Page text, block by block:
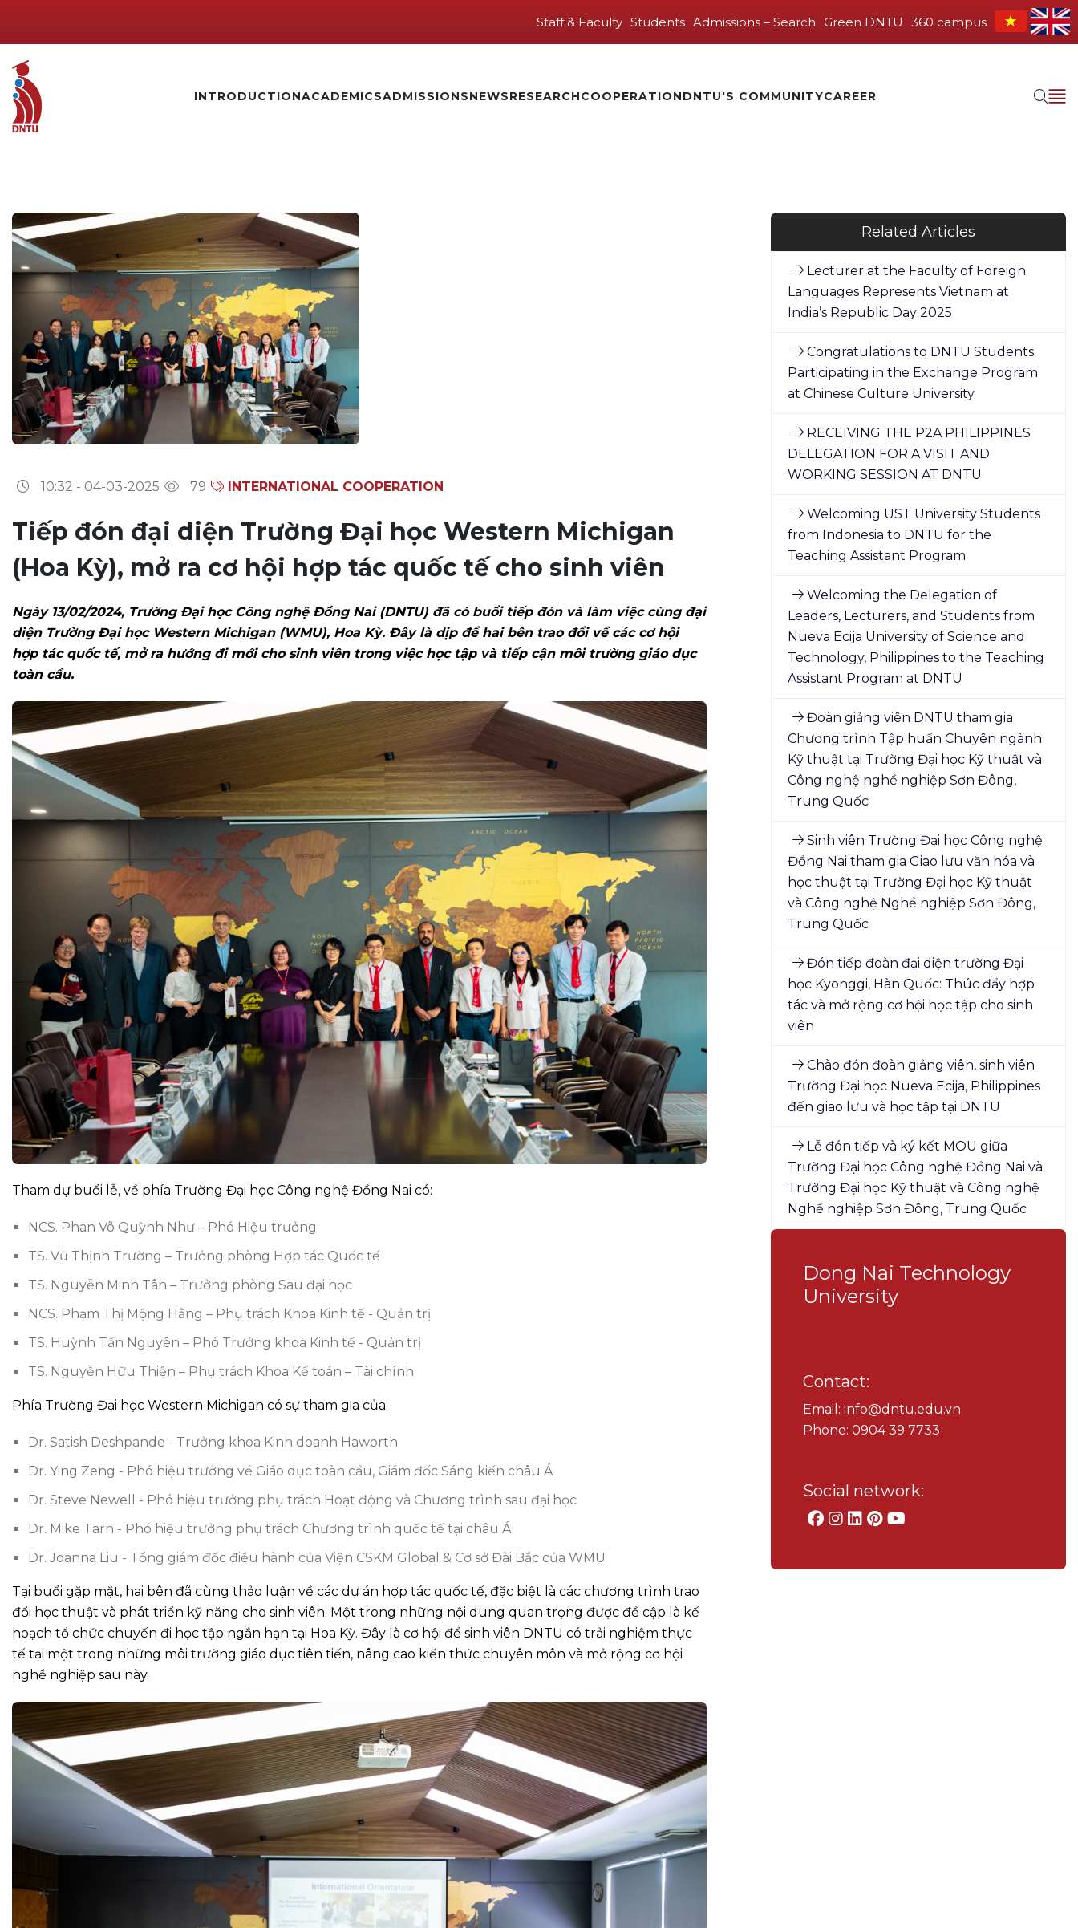
Staff & Faculty Students Admissions – Search Green DNTU 360 campus
INTRODUCTIONACADEMICSADMISSIONSNEWSRESEARCHCOOPERATIONDNTU'S COMMUNITYCAREER
10:32 - 04-03-2025 79 INTERNATIONAL COOPERATION
Tiếp đón đại diện Trường Đại học Western Michigan
(Hoa Kỳ), mở ra cơ hội hợp tác quốc tế cho sinh viên
Ngày 13/02/2024, Trường Đại học Công nghệ Đồng Nai (DNTU) đã có buổi tiếp đón và làm việc cùng đại
diện Trường Đại học Western Michigan (WMU), Hoa Kỳ. Đây là dịp để hai bên trao đổi về các cơ hội
hợp tác quốc tế, mở ra hướng đi mới cho sinh viên trong việc học tập và tiếp cận môi trường giáo dục
toàn cầu.
Tham dự buổi lễ, về phía Trường Đại học Công nghệ Đồng Nai có:
NCS. Phan Võ Quỳnh Như – Phó Hiệu trưởng
TS. Vũ Thịnh Trường – Trưởng phòng Hợp tác Quốc tế
TS. Nguyễn Minh Tân – Trưởng phòng Sau đại học
NCS. Phạm Thị Mộng Hằng – Phụ trách Khoa Kinh tế - Quản trị
TS. Huỳnh Tấn Nguyên – Phó Trưởng khoa Kinh tế - Quản trị
TS. Nguyễn Hữu Thiện – Phụ trách Khoa Kế toán – Tài chính
Phía Trường Đại học Western Michigan có sự tham gia của:
Dr. Satish Deshpande - Trưởng khoa Kinh doanh Haworth
Dr. Ying Zeng - Phó hiệu trưởng về Giáo dục toàn cầu, Giám đốc Sáng kiến châu Á
Dr. Steve Newell - Phó hiệu trưởng phụ trách Hoạt động và Chương trình sau đại học
Dr. Mike Tarn - Phó hiệu trưởng phụ trách Chương trình quốc tế tại châu Á
Dr. Joanna Liu - Tổng giám đốc điều hành của Viện CSKM Global & Cơ sở Đài Bắc của WMU
Tại buổi gặp mặt, hai bên đã cùng thảo luận về các dự án hợp tác quốc tế, đặc biệt là các chương trình trao
đổi học thuật và phát triển kỹ năng cho sinh viên. Một trong những nội dung quan trọng được đề cập là kế
hoạch tổ chức chuyến đi học tập ngắn hạn tại Hoa Kỳ. Đây là cơ hội để sinh viên DNTU có trải nghiệm thực
tế tại một trong những môi trường giáo dục tiên tiến, nâng cao kiến thức chuyên môn và mở rộng cơ hội
nghề nghiệp sau này.
Related Articles
Lecturer at the Faculty of Foreign
Languages Represents Vietnam at
India’s Republic Day 2025
Congratulations to DNTU Students
Participating in the Exchange Program
at Chinese Culture University
RECEIVING THE P2A PHILIPPINES
DELEGATION FOR A VISIT AND
WORKING SESSION AT DNTU
Welcoming UST University Students
from Indonesia to DNTU for the
Teaching Assistant Program
Welcoming the Delegation of
Leaders, Lecturers, and Students from
Nueva Ecija University of Science and
Technology, Philippines to the Teaching
Assistant Program at DNTU
Đoàn giảng viên DNTU tham gia
Chương trình Tập huấn Chuyên ngành
Kỹ thuật tại Trường Đại học Kỹ thuật và
Công nghệ nghề nghiệp Sơn Đông,
Trung Quốc
Sinh viên Trường Đại học Công nghệ
Đồng Nai tham gia Giao lưu văn hóa và
học thuật tại Trường Đại học Kỹ thuật
và Công nghệ Nghề nghiệp Sơn Đông,
Trung Quốc
Đón tiếp đoàn đại diện trường Đại
học Kyonggi, Hàn Quốc: Thúc đẩy hợp
tác và mở rộng cơ hội học tập cho sinh
viên
Chào đón đoàn giảng viên, sinh viên
Trường Đại học Nueva Ecija, Philippines
đến giao lưu và học tập tại DNTU
Lễ đón tiếp và ký kết MOU giữa
Trường Đại học Công nghệ Đồng Nai và
Trường Đại học Kỹ thuật và Công nghệ
Nghề nghiệp Sơn Đông, Trung Quốc
Dong Nai Technology
University
Contact:
Email: info@dntu.edu.vn
Phone: 0904 39 7733
Social network: